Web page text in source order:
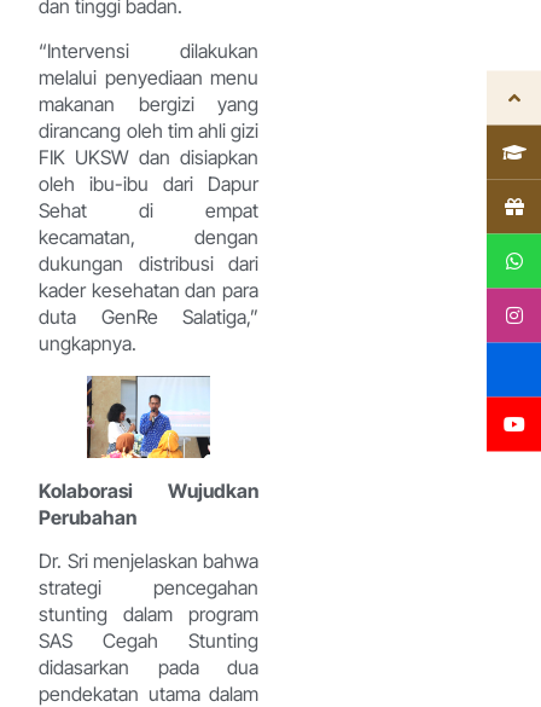
dan tinggi badan.
“Intervensi dilakukan
melalui penyediaan menu
makanan bergizi yang
dirancang oleh tim ahli gizi
FIK UKSW dan disiapkan
oleh ibu-ibu dari Dapur
Sehat di empat
kecamatan, dengan
dukungan distribusi dari
kader kesehatan dan para
duta GenRe Salatiga,”
ungkapnya.
Kolaborasi Wujudkan
Perubahan
Dr. Sri menjelaskan bahwa
strategi pencegahan
stunting dalam program
SAS Cegah Stunting
didasarkan pada dua
pendekatan utama dalam